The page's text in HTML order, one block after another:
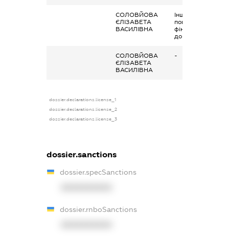
СОЛОВЙОВА
ЄЛІЗАВЕТА
ВАСИЛІВНА
Інше, повернення
поворотньої
фінансової
допомоги
СОЛОВЙОВА
ЄЛІЗАВЕТА
ВАСИЛІВНА
-
dossier.declarations.license_1
dossier.declarations.license_2
dossier.declarations.license_3
dossier.sanctions
dossier.specSanctions
dossier.rnboSanctions